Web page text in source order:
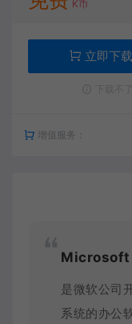
K币
立即下载
增值服务：
Microsoft
是微软公司
系统的办公